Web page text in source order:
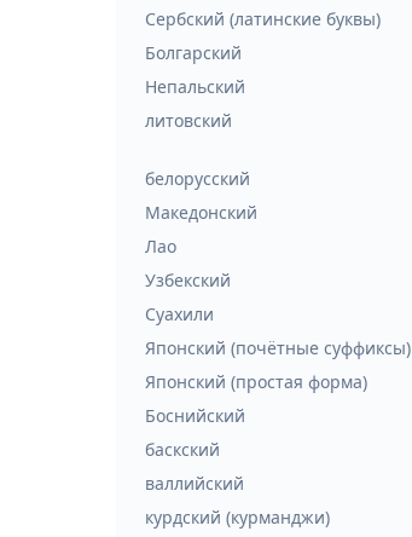
Сербский (латинские буквы)
Болгарский
Непальский
литовский
белорусский
Македонский
Лао
Узбекский
Суахили
Японский (почётные суффиксы)
Японский (простая форма)
Боснийский
баскский
валлийский
курдский (курманджи)